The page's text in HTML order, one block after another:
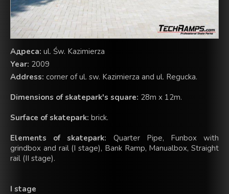
Aдреса: ul. Św. Kazimierza
Year: 2009
Address: corner of ul. sw. Kazimierza and ul. Regucka.
Dimensions of skatepark's square: 28m x 12m.
Surface of skatepark: brick.
Elements of skatepark: Quarter Pipe, Funbox with
grindbox and rail (I stage), Bank Ramp, Manualbox, Straight
rail (II stage).
I stage